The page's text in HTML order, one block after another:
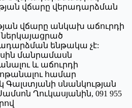
վճարը վերադարձման
վճարը անկախ աճուրդի
ներկայացրած
ենթակա չէ:
մանրամասն
և աճուրդի
համար
Գալստյանի սնանկության
Ղուկասյանին, 091 955